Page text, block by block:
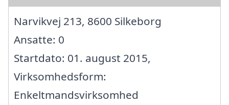
Narvikvej 213, 8600 Silkeborg
Ansatte: 0
Startdato: 01. august 2015,
Virksomhedsform:
Enkeltmandsvirksomhed